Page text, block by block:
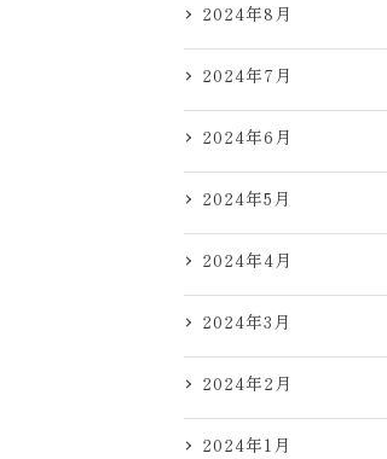
2024年8月
2024年7月
2024年6月
2024年5月
2024年4月
2024年3月
2024年2月
2024年1月